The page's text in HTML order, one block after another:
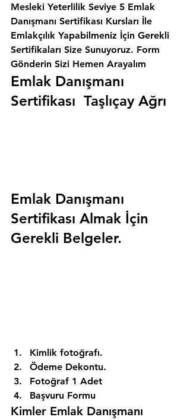
Mesleki Yeterlilik Seviye 5 Emlak
Danışmanı Sertifikası Kursları İle
Emlakçılık Yapabilmeniz İçin Gerekli
Sertifikaları Size Sunuyoruz. Form
Gönderin Sizi Hemen Arayalım
Emlak Danışmanı
Sertifikası  Taşlıçay Ağrı
Emlak Danışmanı
Sertifikası Almak İçin
Gerekli Belgeler.
Kimlik fotoğrafı.
Ödeme Dekontu.
Fotoğraf 1 Adet
Başvuru Formu
Kimler Emlak Danışmanı